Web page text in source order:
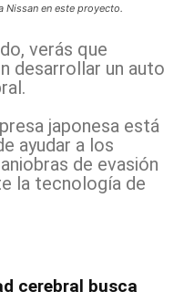
Nissan en este proyecto.
verás que
desarrollar un auto
japonesa está
ayudar a los
de evasión
la tecnología de
cerebral busca